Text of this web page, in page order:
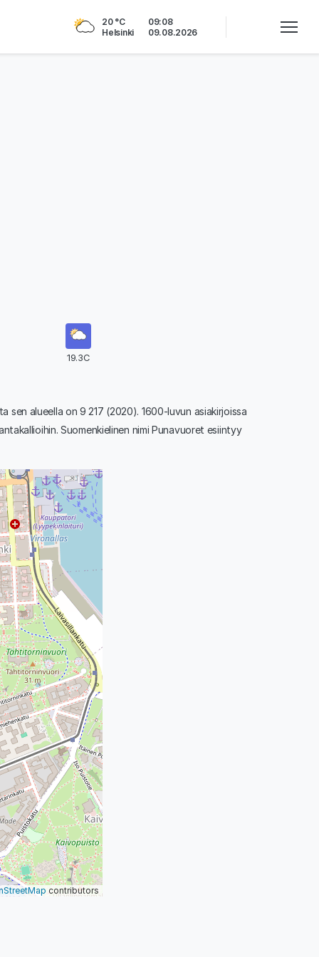
20 °C
Helsinki
09:08
09.08.2026
19.3C
sen alueella on 9 217 (2020). 1600-luvun asiakirjoissa
Suomenkielinen nimi Punavuoret esiintyy
contributors